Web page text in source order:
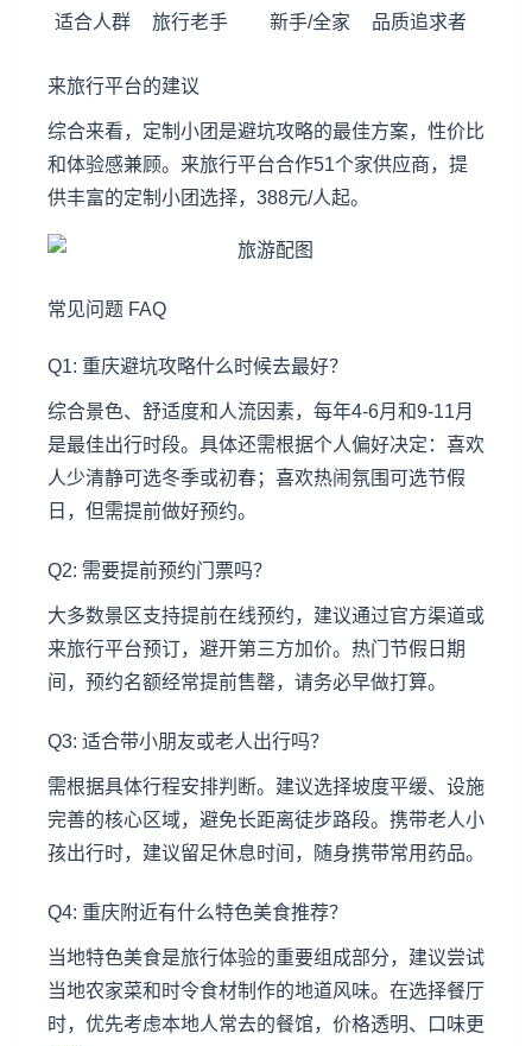
适合人群 旅行老手 新手/全家 品质追求者
来旅行平台的建议
综合来看，定制小团是避坑攻略的最佳方案，性价比
和体验感兼顾。来旅行平台合作51个家供应商，提
供丰富的定制小团选择，388元/人起。
常见问题 FAQ
Q1: 重庆避坑攻略什么时候去最好？
综合景色、舒适度和人流因素，每年4-6月和9-11月
是最佳出行时段。具体还需根据个人偏好决定：喜欢
人少清静可选冬季或初春；喜欢热闹氛围可选节假
日，但需提前做好预约。
Q2: 需要提前预约门票吗？
大多数景区支持提前在线预约，建议通过官方渠道或
来旅行平台预订，避开第三方加价。热门节假日期
间，预约名额经常提前售罄，请务必早做打算。
Q3: 适合带小朋友或老人出行吗？
需根据具体行程安排判断。建议选择坡度平缓、设施
完善的核心区域，避免长距离徒步路段。携带老人小
孩出行时，建议留足休息时间，随身携带常用药品。
Q4: 重庆附近有什么特色美食推荐？
当地特色美食是旅行体验的重要组成部分，建议尝试
当地农家菜和时令食材制作的地道风味。在选择餐厅
时，优先考虑本地人常去的餐馆，价格透明、口味更